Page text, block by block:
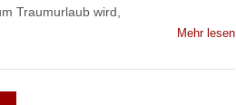
Traumurlaub wird,
Mehr lesen